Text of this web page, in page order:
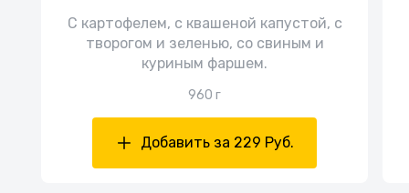
С картофелем, с квашеной капустой, с
творогом и зеленью, со свиным и
куриным фаршем.
960 г
Добавить за 229 Руб.